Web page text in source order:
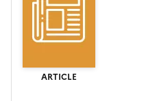
ARTICLE